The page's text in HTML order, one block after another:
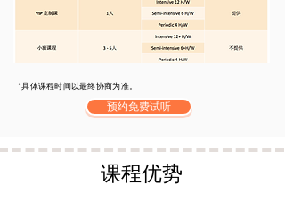
*具体课程时间以最终协商为准。
预约免费试听
课程优势